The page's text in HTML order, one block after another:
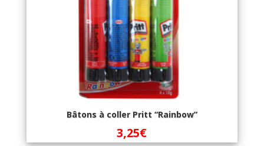
Bâtons à coller Pritt “Rainbow”
3,25€